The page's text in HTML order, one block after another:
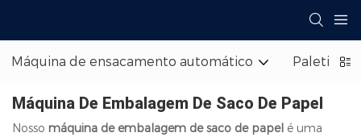
Máquina de ensacamento automático
Máquina De Embalagem De Saco De Papel
Nosso máquina de embalagem de saco de papel é uma